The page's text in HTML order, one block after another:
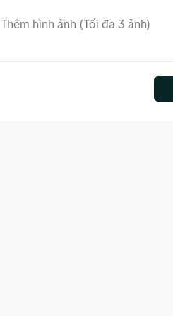
Thêm hình ảnh (Tối đa 3 ảnh)